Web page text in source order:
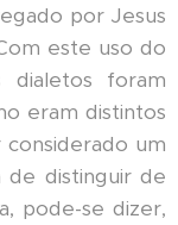
por Jesus
este uso do
dialetos foram
eram distintos
considerado um
de distinguir de
pode-se dizer,